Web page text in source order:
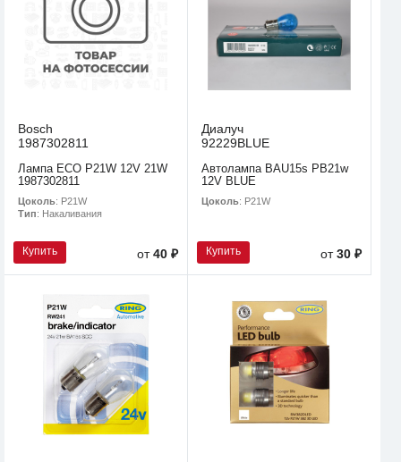
Bosch
1987302811
Лампа ECO P21W 12V 21W
1987302811
Цоколь: P21W
Тип: Накаливания
Купить от40 ₽
Диалуч
92229BLUE
Автолампа BAU15s PB21w
12V BLUE
Цоколь: P21W
Купить от30 ₽